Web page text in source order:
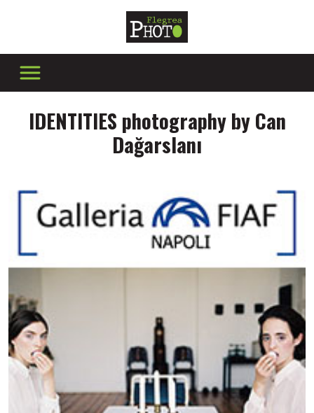
IDENTITIES photography by Can
Dağarslanı